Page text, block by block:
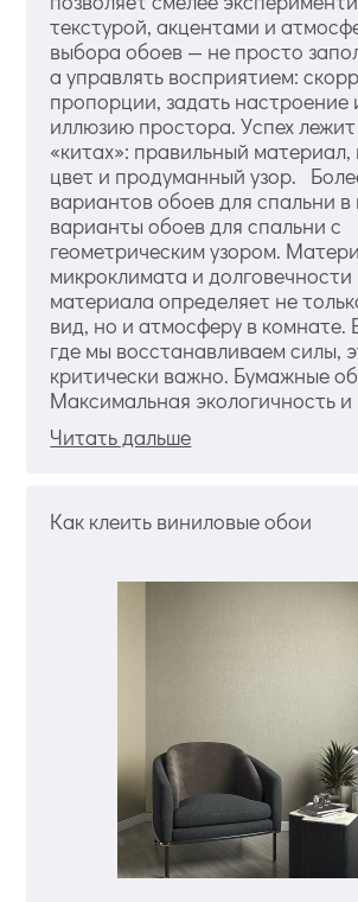
текстурой, акцентами и
выбора обоев — не просто
а управлять восприятием:
пропорции, задать настроение
иллюзию простора. Успех
«китах»: правильный
цвет и продуманный узор.
вариантов обоев для спальни в
варианты обоев для спальни с
геометрическим узором.
микроклимата и
материала определяет не
вид, но и атмосферу в комнате.
где мы восстанавливаем силы,
критически важно. Бумажные
Максимальная экологичность
Читать дальше
Как клеить виниловые обои